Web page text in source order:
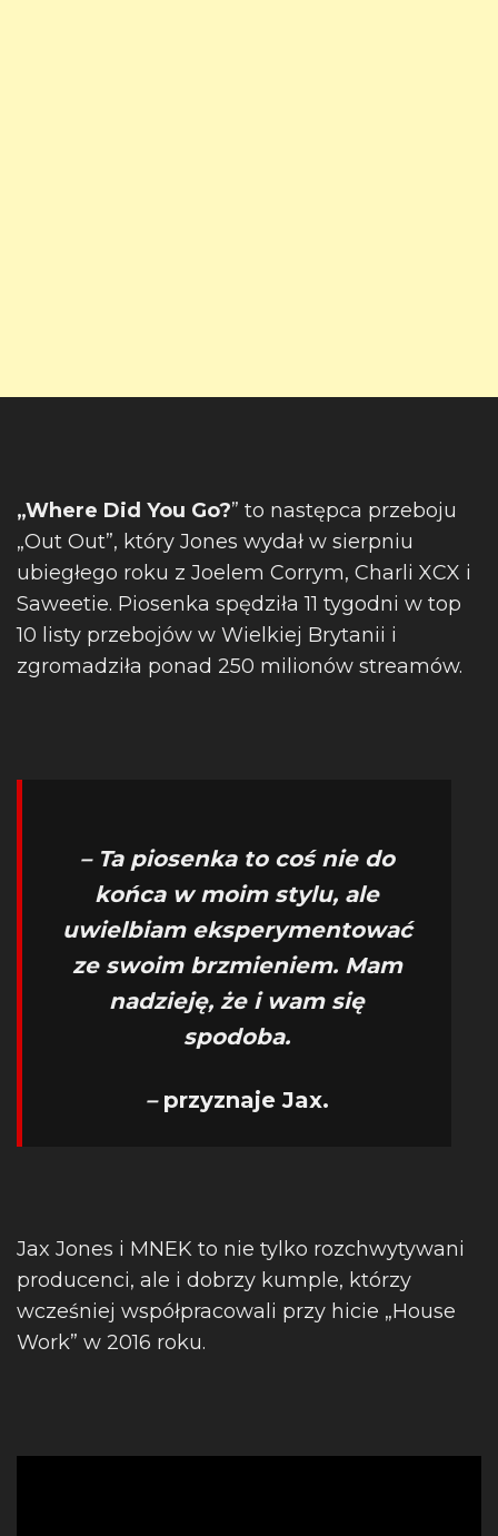
„Where Did You Go?” to następca przeboju
„Out Out”, który Jones wydał w sierpniu
ubiegłego roku z Joelem Corrym, Charli XCX i
Saweetie. Piosenka spędziła 11 tygodni w top
10 listy przebojów w Wielkiej Brytanii i
zgromadziła ponad 250 milionów streamów.
– Ta piosenka to coś nie do
końca w moim stylu, ale
uwielbiam eksperymentować
ze swoim brzmieniem. Mam
nadzieję, że i wam się
spodoba.
–przyznaje Jax.
Jax Jones i MNEK to nie tylko rozchwytywani
producenci, ale i dobrzy kumple, którzy
wcześniej współpracowali przy hicie „House
Work” w 2016 roku.